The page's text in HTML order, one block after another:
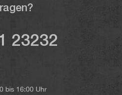
23232
bis 16:00 Uhr